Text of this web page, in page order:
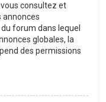
consultez et
annonces
forum dans lequel
globales, la
des permissions